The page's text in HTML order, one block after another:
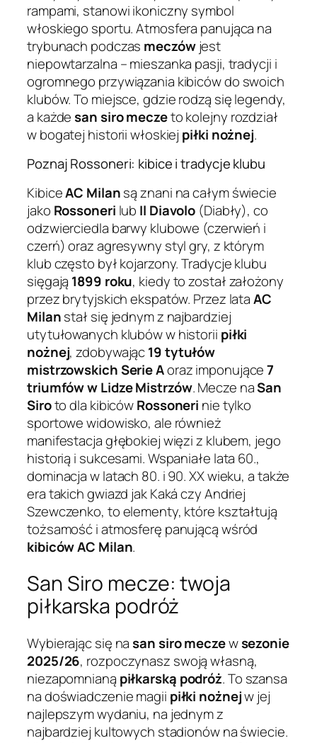
rampami, stanowi ikoniczny symbol
włoskiego sportu. Atmosfera panująca na
trybunach podczas meczówjest
niepowtarzalna – mieszanka pasji, tradycji i
ogromnego przywiązania kibiców do swoich
klubów. To miejsce, gdzie rodzą się legendy,
a każdesan siro meczeto kolejny rozdział
w bogatej historii włoskiej piłki nożnej.
Poznaj Rossoneri: kibice i tradycje klubu
KibiceAC Milansą znani na całym świecie
jako Rossoneri lub Il Diavolo (Diabły), co
odzwierciedla barwy klubowe (czerwień i
czerń) oraz agresywny styl gry, z którym
klub często był kojarzony. Tradycje klubu
sięgają 1899 roku, kiedy to został założony
przez brytyjskich ekspatów. Przez lataAC
Milanstał się jednym z najbardziej
utytułowanych klubów w historii piłki
nożnej, zdobywając19 tytułów
mistrzowskich Serie Aoraz imponujące7
triumfów w Lidze Mistrzów. Mecze naSan
Siroto dla kibicówRossoneri nie tylko
sportowe widowisko, ale również
manifestacja głębokiej więzi z klubem, jego
historią i sukcesami. Wspaniałe lata 60.,
dominacja w latach 80. i 90. XX wieku, a także
era takich gwiazd jak Kaká czy Andriej
Szewczenko, to elementy, które kształtują
tożsamość i atmosferę panującą wśród
kibicówAC Milan.
San Siro mecze: twoja
piłkarska podróż
Wybierając się nasan siro meczewsezonie
2025/26, rozpoczynasz swoją własną,
niezapomnianą piłkarską podróż. To szansa
na doświadczenie magii piłki nożnejw jej
najlepszym wydaniu, na jednym z
najbardziej kultowych stadionów na świecie.